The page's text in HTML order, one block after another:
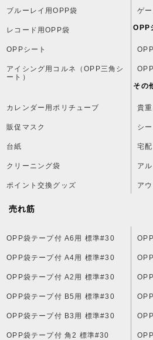
ブルーレイ用OPP袋 ゲ
レコード用OPP袋 OPP
OPPシート
アイシング用コルネ（OPP三角シ
ート）
その
カレンダー用ポリチューブ 貴
販促マスク シ
台紙 宅
クリーニング袋 ア
ポイント交換グッズ ア
売れ筋
OPP袋テープ付 A6用 標準#30
OPP袋テープ付 A4用 標準#30
OPP袋テープ付 A2用 標準#30
OPP袋テープ付 B5用 標準#30
OPP袋テープ付 B3用 標準#30
OPP袋テープ付 角2 標準#30